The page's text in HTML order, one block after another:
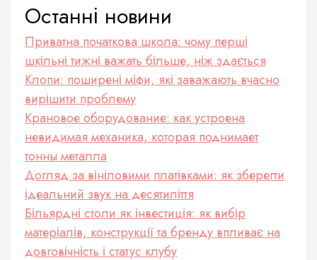
Останні новини
Приватна початкова школа: чому перші
шкільні тижні важать більше, ніж здається
Клопи: поширені міфи, які заважають вчасно
вирішити проблему
Крановое оборудование: как устроена
невидимая механика, которая поднимает
тонны металла
Догляд за вініловими платівками: як зберегти
ідеальний звук на десятиліття
Більярдні столи як інвестиція: як вибір
матеріалів, конструкції та бренду впливає на
довговічність і статус клубу